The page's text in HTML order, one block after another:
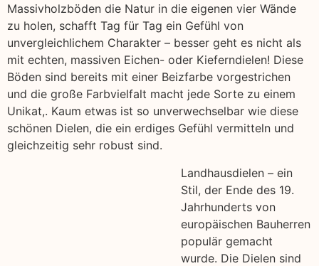
Massivholzböden die Natur in die eigenen vier Wände
zu holen, schafft Tag für Tag ein Gefühl von
unvergleichlichem Charakter – besser geht es nicht als
mit echten, massiven Eichen- oder Kieferndielen! Diese
Böden sind bereits mit einer Beizfarbe vorgestrichen
und die große Farbvielfalt macht jede Sorte zu einem
Unikat,. Kaum etwas ist so unverwechselbar wie diese
schönen Dielen, die ein erdiges Gefühl vermitteln und
gleichzeitig sehr robust sind.
Landhausdielen – ein
Stil, der Ende des 19.
Jahrhunderts von
europäischen Bauherren
populär gemacht
wurde. Die Dielen sind